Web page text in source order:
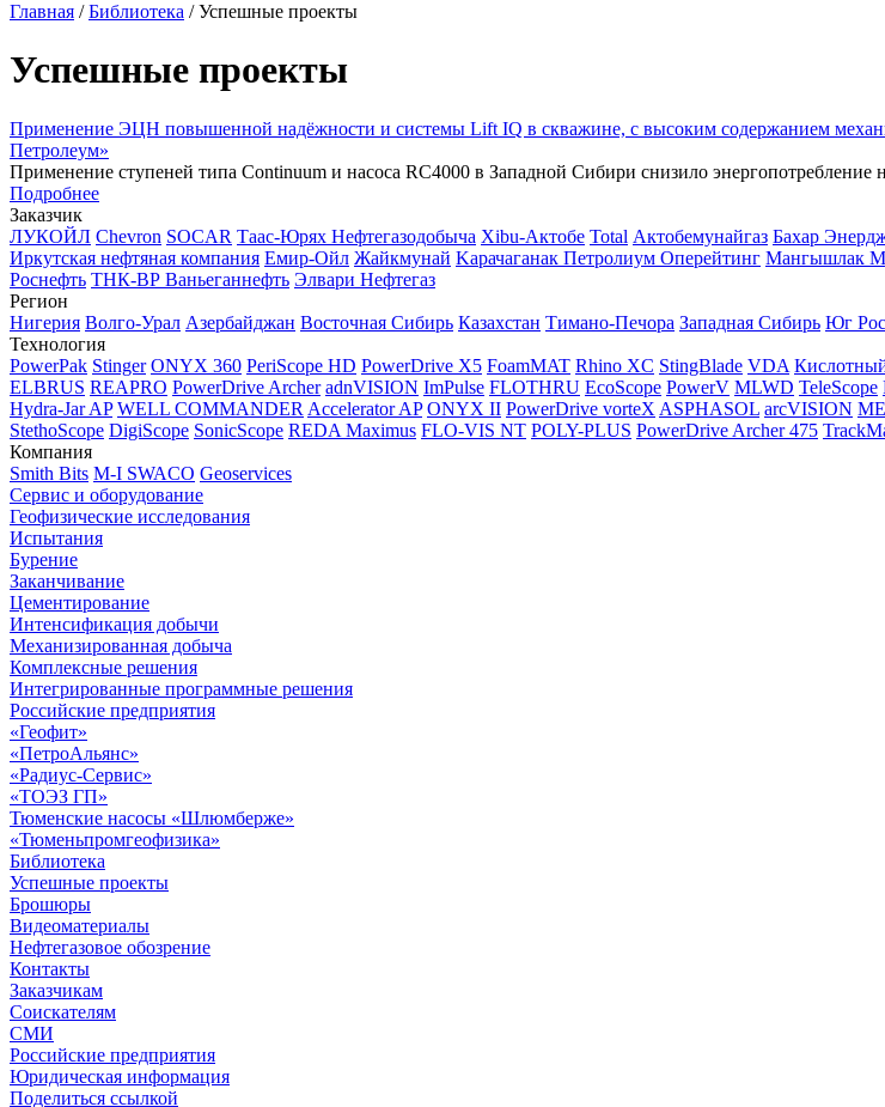
Главная /Библиотека /Успешные проекты
Успешные проекты
Применение ЭЦН повышенной надёжности и системы Lift IQ в скважине, с высоким содержанием
Петролеум»
Применение ступеней типа Continuum и насоса RC4000 в Западной Сибири снизило энергопотребление
Подробнее
Заказчик
ЛУКОЙЛ Chevron SOCAR Таас-Юрях Нефтегазодобыча Xibu-Актобе Total Актобемунайгаз Бахар
Иркутская нефтяная компания Емир-Ойл Жайкмунай Kарачаганак Петролиум Оперейтинг Мангышлак
Роснефть ТНК-ВР Ваньеганнефть Элвари Нефтегаз
Регион
Нигерия Волго-Урал Азербайджан Восточная Сибирь Казахстан Тимано-Печора Западная Сибирь Юг
Технология
PowerPak Stinger ONYX 360 PeriScope HD PowerDrive X5 FoamMAT Rhino XC StingBlade VDA
ELBRUS REAPRO PowerDrive Archer adnVISION ImPulse FLOTHRU EcoScope PowerV MLWD TeleScope
Hydra-Jar AP WELL COMMANDER Accelerator AP ONYX II PowerDrive vorteX ASPHASOL arcVISION
StethoScope DigiScope SonicScope REDA Maximus FLO-VIS NT POLY-PLUS PowerDrive Archer 475
Компания
Smith Bits M-I SWACO Geoservices
Сервис и оборудование
Геофизические исследования
Испытания
Бурение
Заканчивание
Цементирование
Интенсификация добычи
Механизированная добыча
Комплексные решения
Интегрированные программные решения
Российские предприятия
«Геофит»
«ПетроАльянс»
«Радиус-Сервис»
«ТОЭЗ ГП»
Тюменские насосы «Шлюмберже»
«Тюменьпромгеофизика»
Библиотека
Успешные проекты
Брошюры
Видеоматериалы
Нефтегазовое обозрение
Контакты
Заказчикам
Соискателям
СМИ
Российские предприятия
Юридическая информация
Поделиться ссылкой